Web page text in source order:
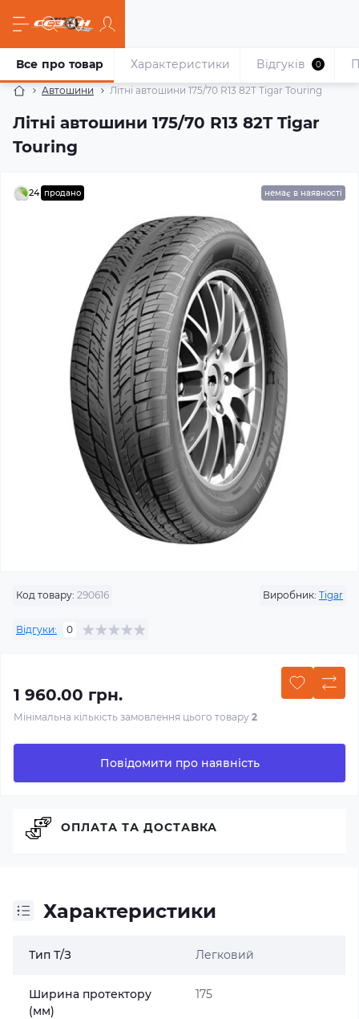
Автошини Літні автошини 175/70 R13 82T Tigar Touring
Літні автошини 175/70 R13 82T Tigar
Touring
Все про товар Характеристики Відгуків 0
24 продано немає в наявності
Код товару: 290616 Виробник: Tigar
Відгуки: 0
1 960.00 грн.
Мінімальна кількість замовлення цього товару 2
Повідомити про наявність
Характеристики
Тип Т/З Легковий
Ширина протектору
(мм)
175
ОПЛАТА ТА ДОСТАВКА